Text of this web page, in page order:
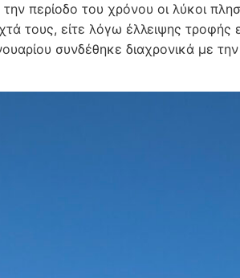
περίοδο του χρόνου οι λύκοι
τους, είτε λόγω έλλειψης τροφής
συνδέθηκε διαχρονικά με